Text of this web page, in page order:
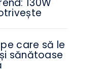
Trend: 130W
se potrivește
pe care să le
și sănătoase